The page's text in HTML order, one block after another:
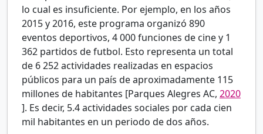
lo cual es insuficiente. Por ejemplo, en los años
2015 y 2016, este programa organizó 890
eventos deportivos, 4 000 funciones de cine y 1
362 partidos de futbol. Esto representa un total
de 6 252 actividades realizadas en espacios
públicos para un país de aproximadamente 115
millones de habitantes [Parques Alegres AC, 2020
]. Es decir, 5.4 actividades sociales por cada cien
mil habitantes en un periodo de dos años.